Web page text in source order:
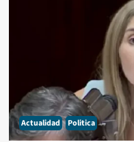
Actualidad Politica